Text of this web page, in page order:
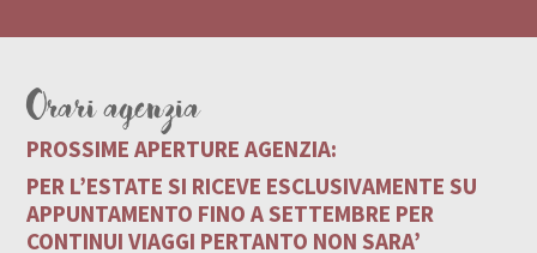
Orari agenzia
PROSSIME APERTURE AGENZIA:
PER L’ESTATE SI RICEVE ESCLUSIVAMENTE SU
APPUNTAMENTO FINO A SETTEMBRE PER
CONTINUI VIAGGI PERTANTO NON SARA’